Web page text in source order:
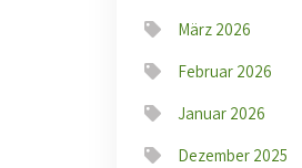
März 2026
Februar 2026
Januar 2026
Dezember 2025